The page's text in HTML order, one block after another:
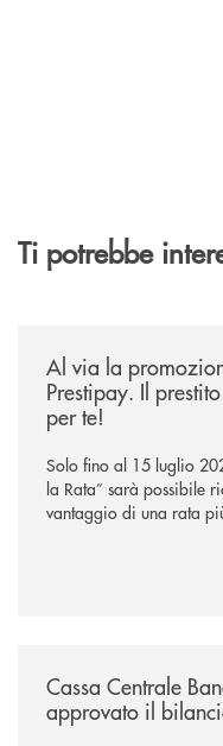
Ti potrebbe
Al via la
Prestipay. Il
per te!
Solo fino al 15 luglio
la Rata” sarà possibile
vantaggio di una rata
Cassa Centrale
approvato il